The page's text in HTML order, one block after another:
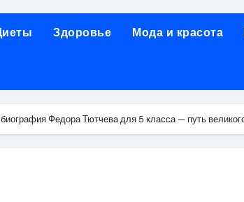
огнезащитной изоляции для
и Таджикистаном: варианты билетов и
к консультации, методы обследования и ход
Здоровье Мода и красота
Федора Тютчева для 5 класса — путь